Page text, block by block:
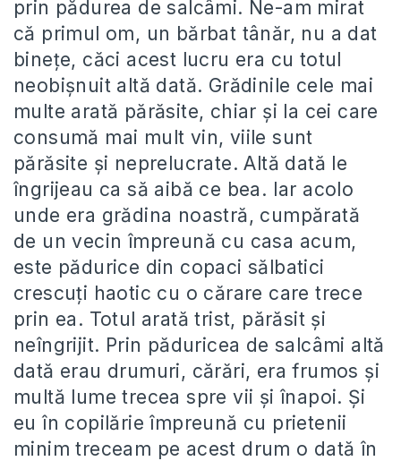
prin pădurea de salcâmi. Ne-am mirat
că primul om, un bărbat tânăr, nu a dat
binețe, căci acest lucru era cu totul
neobișnuit altă dată. Grădinile cele mai
multe arată părăsite, chiar și la cei care
consumă mai mult vin, viile sunt
părăsite și neprelucrate. Altă dată le
îngrijeau ca să aibă ce bea. Iar acolo
unde era grădina noastră, cumpărată
de un vecin împreună cu casa acum,
este pădurice din copaci sălbatici
crescuți haotic cu o cărare care trece
prin ea. Totul arată trist, părăsit și
neîngrijit. Prin păduricea de salcâmi altă
dată erau drumuri, cărări, era frumos și
multă lume trecea spre vii și înapoi. Și
eu în copilărie împreună cu prietenii
minim treceam pe acest drum o dată în